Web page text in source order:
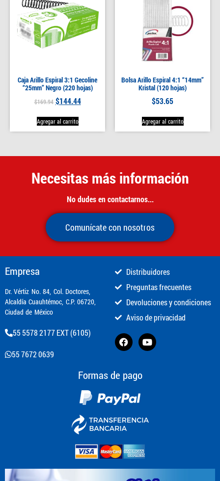
Caja Arillo Espiral 3:1 Gecoline
“25mm” Negro (220 hojas)
$169.94 $144.44
Agregar al carrito
Bolsa Arillo Espiral 4:1 “14mm”
Kristal (120 hojas)
$53.65
Agregar al carrito
Necesitas más información
No dudes en contactarnos...
Comunícate con nosotros
Empresa
​Dr. Vértiz No. 84, Col. Doctores,
Alcaldía Cuauhtémoc, C.P. 06720,
Ciudad de México
55 5578 2177 EXT (6105)
55 7672 0639
Distribuidores
Preguntas frecuentes
Devoluciones y condiciones
Aviso de privacidad
Formas de pago